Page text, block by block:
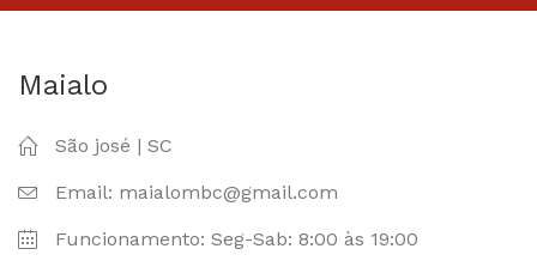
Maialo
São josé | SC
Email: maialombc@gmail.com
Funcionamento: Seg-Sab: 8:00 às 19:00